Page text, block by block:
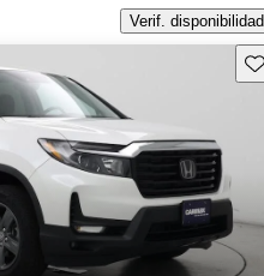
Verif. disponibilidad